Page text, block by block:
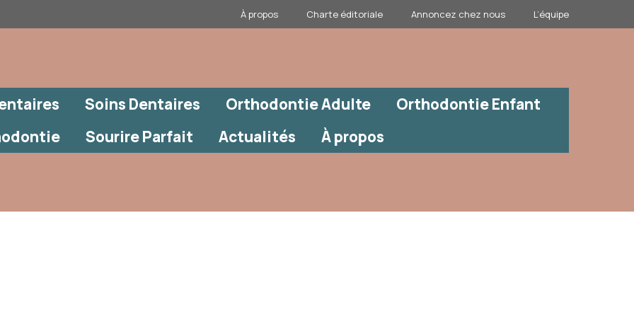
À propos Charte éditoriale Annoncez chez nous L’équipe
Soins Dentaires Orthodontie Adulte
Orthodontie Enfant
Sourire Parfait Actualités À propos